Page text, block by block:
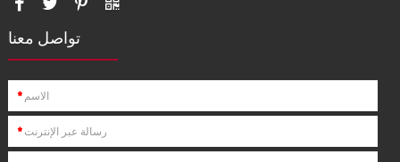
تواصل معنا
*
*